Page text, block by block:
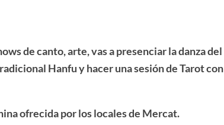
de canto, arte, vas a presenciar la danza del
Hanfu y hacer una sesión de Tarot con
ofrecida por los locales de Mercat.